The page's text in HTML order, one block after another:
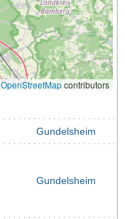
OpenStreetMapcontributors
Gundelsheim
Gundelsheim